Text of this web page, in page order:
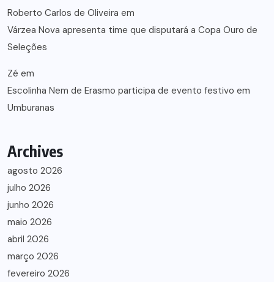
Roberto Carlos de Oliveira em
Várzea Nova apresenta time que disputará a Copa Ouro de
Seleções
Zé em
Escolinha Nem de Erasmo participa de evento festivo em
Umburanas
Archives
agosto 2026
julho 2026
junho 2026
maio 2026
abril 2026
março 2026
fevereiro 2026